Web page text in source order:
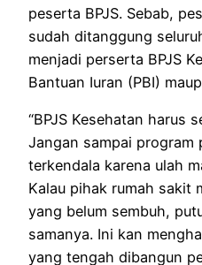
peserta BPJS. Sebab,
sudah ditanggung
menjadi perserta BPJS
Bantuan Iuran (PBI)
“BPJS Kesehatan harus
Jangan sampai program
terkendala karena ulah
Kalau pihak rumah sakit
yang belum sembuh,
samanya. Ini kan
yang tengah dibangun